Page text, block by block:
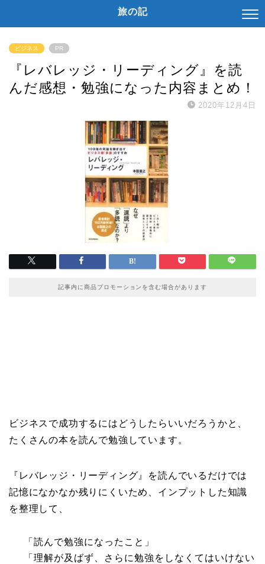
旅の記
ビジネス PR
『レバレッジ・リーディング』を読
んだ感想・勉強になった内容まとめ！
2020年12月4日
記事内に商品プロモーションを含む場合があります
ビジネスで成功するにはどうしたらいいだろうかと、
たくさんの本を読んで勉強しています。
『レバレッジ・リーディング』を読んでいるだけでは
記憶になかなか残りにくいため、インプットした知識
を整理して、
「読んで勉強になったこと」
「理解が及ばず、さらに勉強をしなくてはいけない